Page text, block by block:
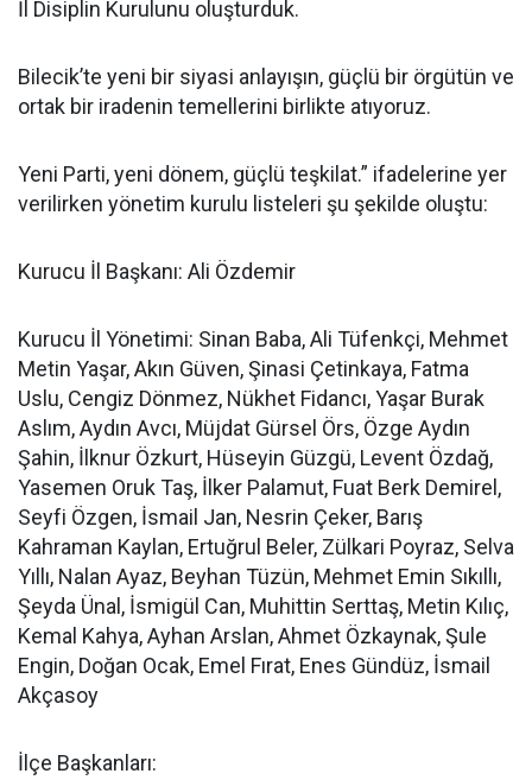
İl Disiplin Kurulunu oluşturduk.
Bilecik’te yeni bir siyasi anlayışın, güçlü bir örgütün ve
ortak bir iradenin temellerini birlikte atıyoruz.
Yeni Parti, yeni dönem, güçlü teşkilat.” ifadelerine yer
verilirken yönetim kurulu listeleri şu şekilde oluştu:
Kurucu İl Başkanı: Ali Özdemir
Kurucu İl Yönetimi: Sinan Baba, Ali Tüfenkçi, Mehmet
Metin Yaşar, Akın Güven, Şinasi Çetinkaya, Fatma
Uslu, Cengiz Dönmez, Nükhet Fidancı, Yaşar Burak
Aslım, Aydın Avcı, Müjdat Gürsel Örs, Özge Aydın
Şahin, İlknur Özkurt, Hüseyin Güzgü, Levent Özdağ,
Yasemen Oruk Taş, İlker Palamut, Fuat Berk Demirel,
Seyfi Özgen, İsmail Jan, Nesrin Çeker, Barış
Kahraman Kaylan, Ertuğrul Beler, Zülkari Poyraz, Selva
Yıllı, Nalan Ayaz, Beyhan Tüzün, Mehmet Emin Sıkıllı,
Şeyda Ünal, İsmigül Can, Muhittin Serttaş, Metin Kılıç,
Kemal Kahya, Ayhan Arslan, Ahmet Özkaynak, Şule
Engin, Doğan Ocak, Emel Fırat, Enes Gündüz, İsmail
Akçasoy
İlçe Başkanları: